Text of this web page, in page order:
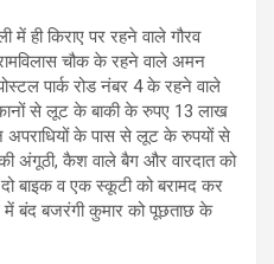
में ही किराए पर रहने वाले गौरव
चौक के रहने वाले अमन
पार्क रोड नंबर 4 के रहने वाले
से लूट के बाकी के रुपए 13 लाख
अपराधियों के पास से लूट के रुपयों से
अंगूठी, कैश वाले बैग और वारदात को
बाइक व एक स्कूटी को बरामद कर
बंद बजरंगी कुमार को पूछताछ के